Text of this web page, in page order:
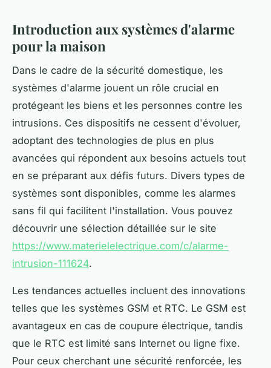
Introduction aux systèmes d'alarme
pour la maison
Dans le cadre de la sécurité domestique, les
systèmes d'alarme jouent un rôle crucial en
protégeant les biens et les personnes contre les
intrusions. Ces dispositifs ne cessent d'évoluer,
adoptant des technologies de plus en plus
avancées qui répondent aux besoins actuels tout
en se préparant aux défis futurs. Divers types de
systèmes sont disponibles, comme les alarmes
sans fil qui facilitent l'installation. Vous pouvez
découvrir une sélection détaillée sur le site
https://www.materielelectrique.com/c/alarme-
intrusion-111624.
Les tendances actuelles incluent des innovations
telles que les systèmes GSM et RTC. Le GSM est
avantageux en cas de coupure électrique, tandis
que le RTC est limité sans Internet ou ligne fixe.
Pour ceux cherchant une sécurité renforcée, les